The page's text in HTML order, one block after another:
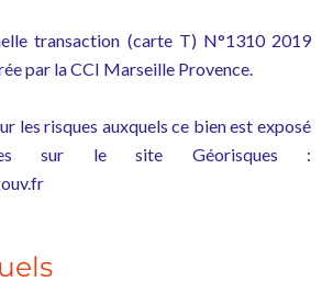
transaction (carte T) N°1310 2019
par la CCI Marseille Provence.
les risques auxquels ce bien est exposé
sur le site Géorisques :